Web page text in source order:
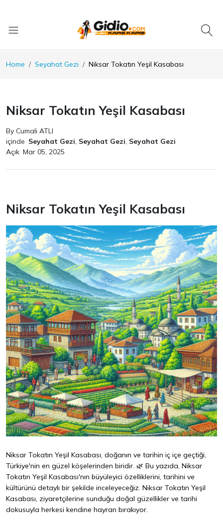
Home Seyahat Gezi Niksar Tokatın Yeşil Kasabası
Niksar Tokatın Yeşil Kasabası
By Cumali ATLI
içinde Seyahat Gezi, Seyahat Gezi, Seyahat Gezi
Açık Mar 05, 2025
Niksar Tokatın Yeşil Kasabası
Niksar Tokatın Yeşil Kasabası, doğanın ve tarihin iç içe geçtiği,
Türkiye'nin en güzel köşelerinden biridir. 🌿 Bu yazıda, Niksar
Tokatın Yeşil Kasabası'nın büyüleyici özelliklerini, tarihini ve
kültürünü detaylı bir şekilde inceleyeceğiz. Niksar Tokatın Yeşil
Kasabası, ziyaretçilerine sunduğu doğal güzellikler ve tarihi
dokusuyla herkesi kendine hayran bırakıyor.